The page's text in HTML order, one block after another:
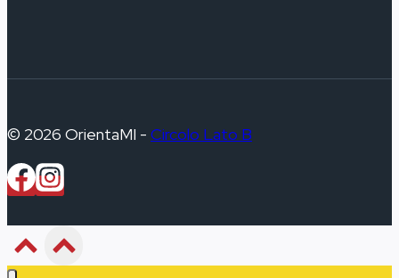
© 2026 OrientaMI - Circolo Lato B